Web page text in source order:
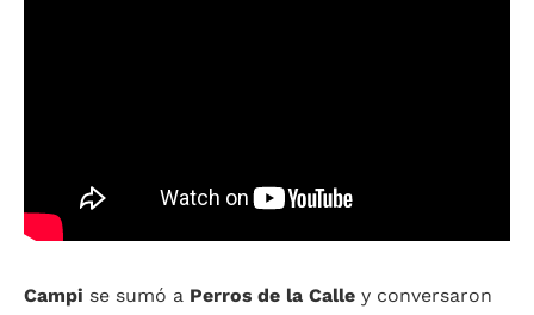
Campi se sumó a Perros de la Calle y conversaron